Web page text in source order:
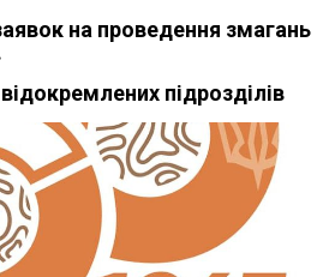
на проведення змагань
підрозділів